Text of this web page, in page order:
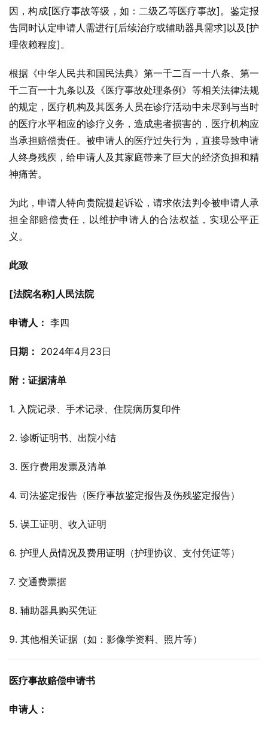
因，构成[医疗事故等级，如：二级乙等医疗事故]。鉴定报
告同时认定申请人需进行[后续治疗或辅助器具需求]以及[护
理依赖程度]。
根据《中华人民共和国民法典》第一千二百一十八条、第一
千二百一十九条以及《医疗事故处理条例》等相关法律法规
的规定，医疗机构及其医务人员在诊疗活动中未尽到与当时
的医疗水平相应的诊疗义务，造成患者损害的，医疗机构应
当承担赔偿责任。被申请人的医疗过失行为，直接导致申请
人终身残疾，给申请人及其家庭带来了巨大的经济负担和精
神痛苦。
为此，申请人特向贵院提起诉讼，请求依法判令被申请人承
担全部赔偿责任，以维护申请人的合法权益，实现公平正
义。
此致
[法院名称]人民法院
申请人： 李四
日期： 2024年4月23日
附：证据清单
1. 入院记录、手术记录、住院病历复印件
2. 诊断证明书、出院小结
3. 医疗费用发票及清单
4. 司法鉴定报告（医疗事故鉴定报告及伤残鉴定报告）
5. 误工证明、收入证明
6. 护理人员情况及费用证明（护理协议、支付凭证等）
7. 交通费票据
8. 辅助器具购买凭证
9. 其他相关证据（如：影像学资料、照片等）
医疗事故赔偿申请书
申请人：